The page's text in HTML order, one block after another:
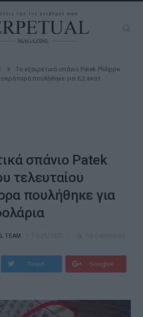
»
Τo εξαιρετικά σπάνιο Patek Philippe
πουλήθηκε για 6,2 εκατ.
σπάνιο Patek
τελευταίου
πουλήθηκε για
TEAM
Tweet Google+